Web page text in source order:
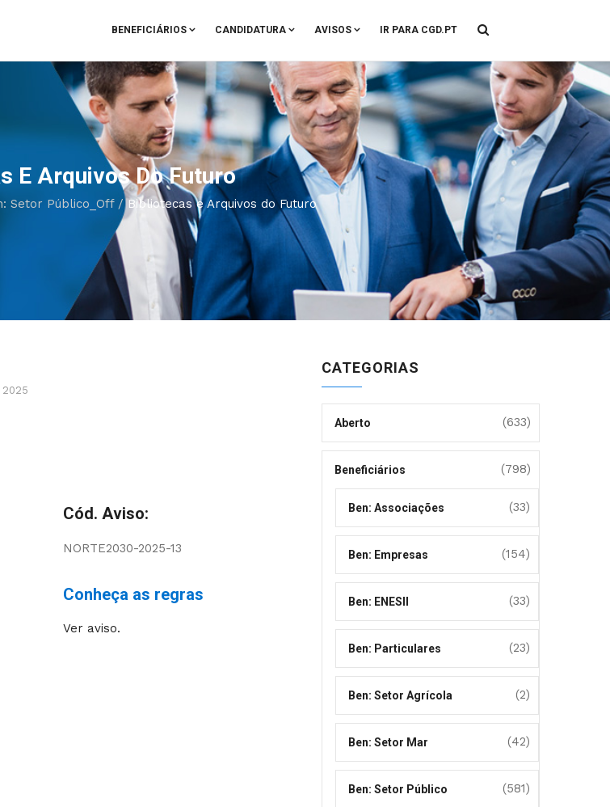
BENEFICIÁRIOS CANDIDATURA AVISOS IR PARA CGD.PT
E Arquivos Do Futuro
Setor Público_Off/ Bibliotecas e Arquivos do Futuro
2025
Cód. Aviso:
NORTE2030-2025-13
Conheça as regras
Ver aviso.
CATEGORIAS
Aberto (633)
Beneficiários (798)
Ben: Associações (33)
Ben: Empresas (154)
Ben: ENESII (33)
Ben: Particulares (23)
Ben: Setor Agrícola (2)
Ben: Setor Mar (42)
Ben: Setor Público (581)